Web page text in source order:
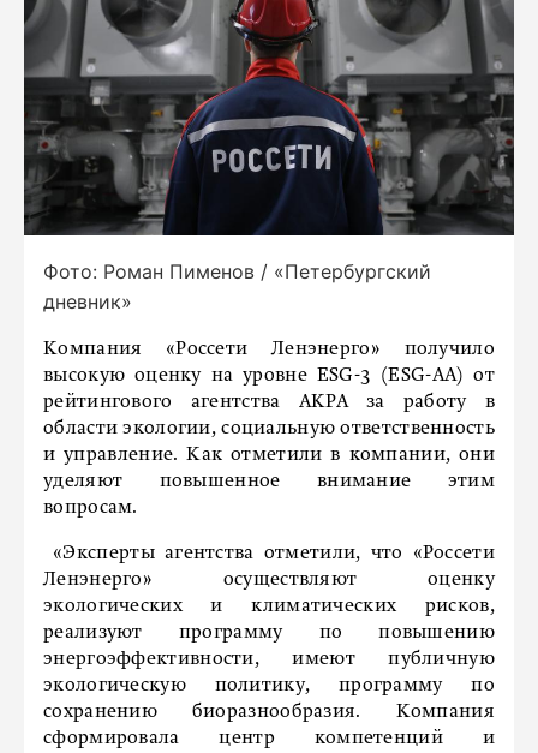
Фото: Роман Пименов / «Петербургский
дневник»
Компания «Россети Ленэнерго» получило
высокую оценку на уровне ESG-3 (ESG-AA) от
рейтингового агентства АКРА за работу в
области экологии, социальную ответственность
и управление. Как отметили в компании, они
уделяют повышенное внимание этим
вопросам.
«Эксперты агентства отметили, что «Россети
Ленэнерго» осуществляют оценку
экологических и климатических рисков,
реализуют программу по повышению
энергоэффективности, имеют публичную
экологическую политику, программу по
сохранению биоразнообразия. Компания
сформировала центр компетенций и